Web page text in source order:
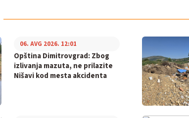
Opština Dimitrovgrad: Zbog
izlivanja mazuta, ne prilazite
Nišavi kod mesta akcidenta
06. AVG 2026. 12:01